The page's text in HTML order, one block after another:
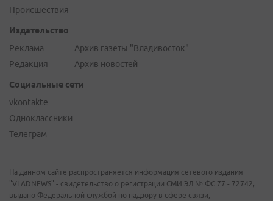
Происшествия
Издательство
Реклама
Редакция
Архив газеты "Владивосток"
Архив новостей
Социальные сети
vkontakte
Одноклассники
Телеграм
На данном сайте распространяется информация сетевого издания
"VLADNEWS" - свидетельство о регистрации СМИ ЭЛ № ФС 77 - 72742,
выдано Федеральной службой по надзору в сфере связи,